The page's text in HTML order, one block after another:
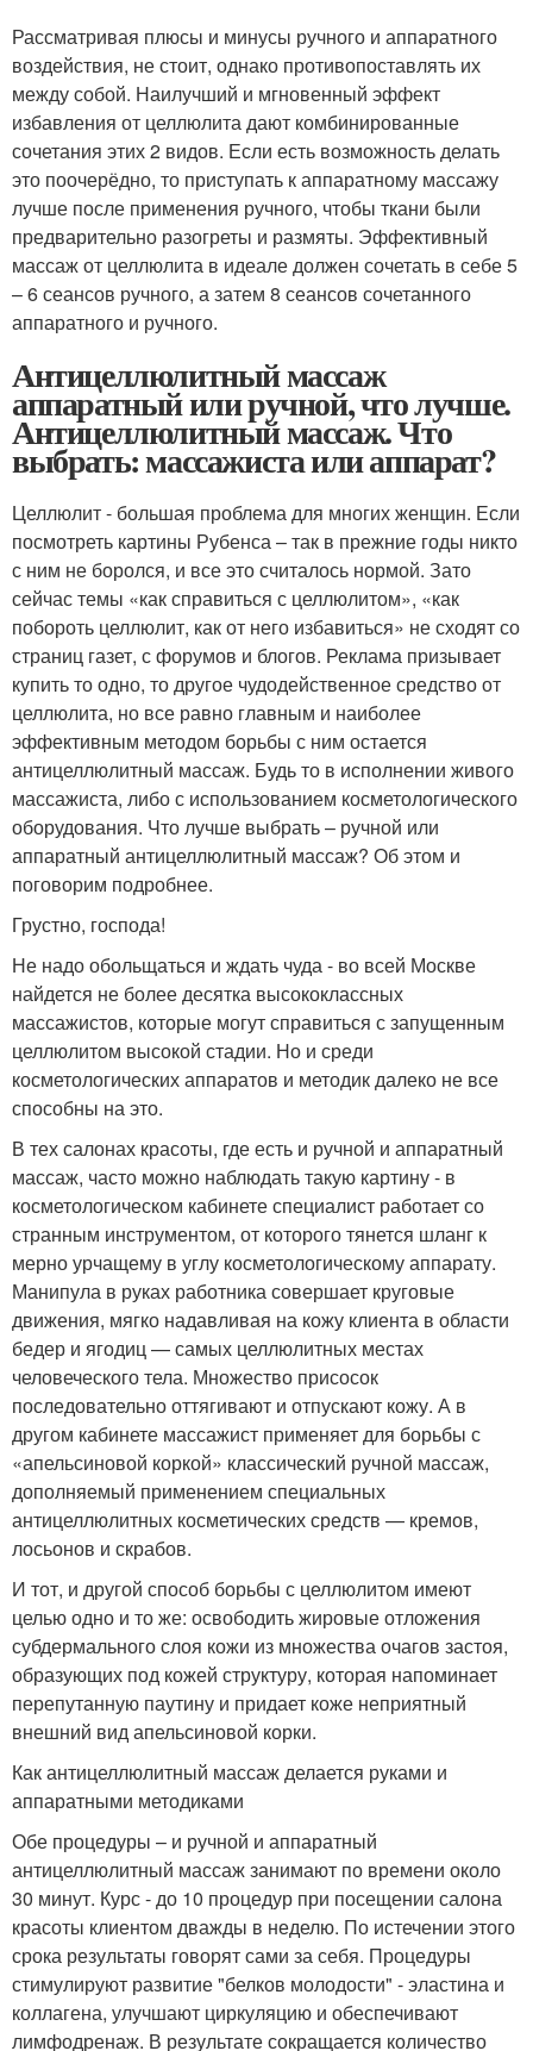
Рассматривая плюсы и минусы ручного и аппаратного
воздействия, не стоит, однако противопоставлять их
между собой. Наилучший и мгновенный эффект
избавления от целлюлита дают комбинированные
сочетания этих 2 видов. Если есть возможность делать
это поочерёдно, то приступать к аппаратному массажу
лучше после применения ручного, чтобы ткани были
предварительно разогреты и размяты. Эффективный
массаж от целлюлита в идеале должен сочетать в себе 5
– 6 сеансов ручного, а затем 8 сеансов сочетанного
аппаратного и ручного.
Антицеллюлитный массаж
аппаратный или ручной, что лучше.
Антицеллюлитный массаж. Что
выбрать: массажиста или аппарат?
Целлюлит - большая проблема для многих женщин. Если
посмотреть картины Рубенса – так в прежние годы никто
с ним не боролся, и все это считалось нормой. Зато
сейчас темы «как справиться с целлюлитом», «как
побороть целлюлит, как от него избавиться» не сходят со
страниц газет, с форумов и блогов. Реклама призывает
купить то одно, то другое чудодейственное средство от
целлюлита, но все равно главным и наиболее
эффективным методом борьбы с ним остается
антицеллюлитный массаж. Будь то в исполнении живого
массажиста, либо с использованием косметологического
оборудования. Что лучше выбрать – ручной или
аппаратный антицеллюлитный массаж? Об этом и
поговорим подробнее.
Грустно, господа!
Не надо обольщаться и ждать чуда - во всей Москве
найдется не более десятка высококлассных
массажистов, которые могут справиться с запущенным
целлюлитом высокой стадии. Но и среди
косметологических аппаратов и методик далеко не все
способны на это.
В тех салонах красоты, где есть и ручной и аппаратный
массаж, часто можно наблюдать такую картину - в
косметологическом кабинете специалист работает со
странным инструментом, от которого тянется шланг к
мерно урчащему в углу косметологическому аппарату.
Манипула в руках работника совершает круговые
движения, мягко надавливая на кожу клиента в области
бедер и ягодиц — самых целлюлитных местах
человеческого тела. Множество присосок
последовательно оттягивают и отпускают кожу. А в
другом кабинете массажист применяет для борьбы с
«апельсиновой коркой» классический ручной массаж,
дополняемый применением специальных
антицеллюлитных косметических средств — кремов,
лосьонов и скрабов.
И тот, и другой способ борьбы с целлюлитом имеют
целью одно и то же: освободить жировые отложения
субдермального слоя кожи из множества очагов застоя,
образующих под кожей структуру, которая напоминает
перепутанную паутину и придает коже неприятный
внешний вид апельсиновой корки.
Как антицеллюлитный массаж делается руками и
аппаратными методиками
Обе процедуры – и ручной и аппаратный
антицеллюлитный массаж занимают по времени около
30 минут. Курс - до 10 процедур при посещении салона
красоты клиентом дважды в неделю. По истечении этого
срока результаты говорят сами за себя. Процедуры
стимулируют развитие "белков молодости" - эластина и
коллагена, улучшают циркуляцию и обеспечивают
лимфодренаж. В результате сокращается количество